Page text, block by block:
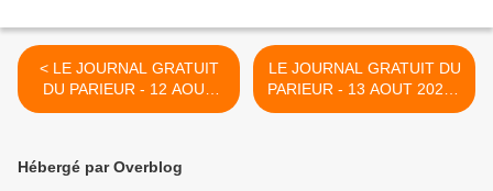
< LE JOURNAL GRATUIT
DU PARIEUR - 12 AOUT
2022 - COUPLE DU JOUR
LE JOURNAL GRATUIT DU
PARIEUR - 13 AOUT 2022 -
COUPLE DU JOUR DU
Hébergé par Overblog